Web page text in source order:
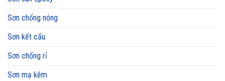
Sơn chống nóng
Sơn kết cấu
Sơn chống rỉ
Sơn mạ kẽm